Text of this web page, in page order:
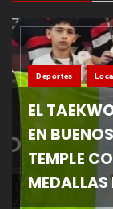
Deportes
EL
EN
TEMPLE
MEDALLAS